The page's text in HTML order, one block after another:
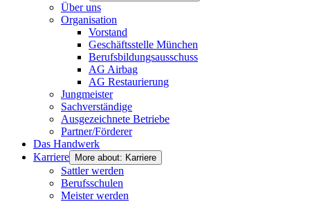
Über uns
Organisation
Vorstand
Geschäftsstelle München
Berufsbildungsausschuss
AG Airbag
AG Restaurierung
Jungmeister
Sachverständige
Ausgezeichnete Betriebe
Partner/Förderer
Das Handwerk
Karriere More about: Karriere
Sattler werden
Berufsschulen
Meister werden